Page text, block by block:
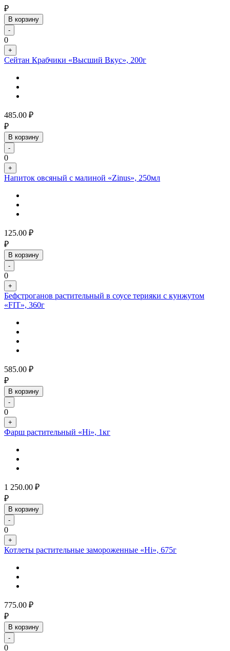
₽
В корзину
-
0
+
Сейтан Крабчики «Высший Вкус», 200г
485.00 ₽
₽
В корзину
-
0
+
Напиток овсяный с малиной «Zinus», 250мл
125.00 ₽
₽
В корзину
-
0
+
Бефстроганов растительный в соусе терияки с кунжутом
«FIT», 360г
585.00 ₽
₽
В корзину
-
0
+
Фарш растительный «Hi», 1кг
1 250.00 ₽
₽
В корзину
-
0
+
Котлеты растительные замороженные «Hi», 675г
775.00 ₽
₽
В корзину
-
0